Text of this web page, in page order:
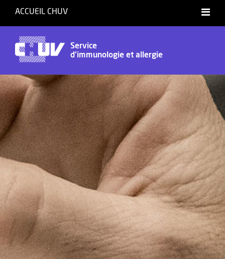
ACCUEIL CHUV
International website
Français
Service
d'immunologie et allergie